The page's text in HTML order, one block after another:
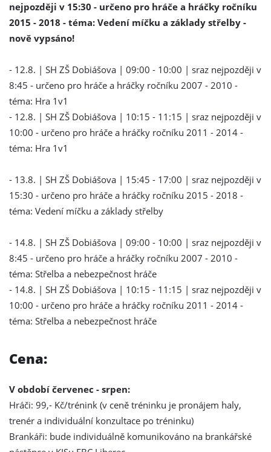
nejpozději v 15:30 - určeno pro hráče a hráčky ročníku
2015 - 2018 - téma: Vedení míčku a základy střelby -
nově vypsáno!
- 12.8. | SH ZŠ Dobiášova | 09:00 - 10:00 | sraz nejpozději v
8:45 - určeno pro hráče a hráčky ročníku 2007 - 2010 -
téma: Hra 1v1
- 12.8. | SH ZŠ Dobiášova | 10:15 - 11:15 | sraz nejpozději v
10:00 - určeno pro hráče a hráčky ročníku 2011 - 2014 -
téma: Hra 1v1
- 13.8. | SH ZŠ Dobiášova | 15:45 - 17:00 | sraz nejpozději v
15:30 - určeno pro hráče a hráčky ročníku 2015 - 2018 -
téma: Vedení míčku a základy střelby
- 14.8. | SH ZŠ Dobiášova | 09:00 - 10:00 | sraz nejpozději v
8:45 - určeno pro hráče a hráčky ročníku 2007 - 2010 -
téma: Střelba a nebezpečnost hráče
- 14.8. | SH ZŠ Dobiášova | 10:15 - 11:15 | sraz nejpozději v
10:00 - určeno pro hráče a hráčky ročníku 2011 - 2014 -
téma: Střelba a nebezpečnost hráče
Cena:
V období červenec - srpen:
Hráči: 99,- Kč/trénink (v ceně tréninku je pronájem haly,
trenér a individuální konzultace po tréninku)
Brankáři: bude individuálně komunikováno na brankářské